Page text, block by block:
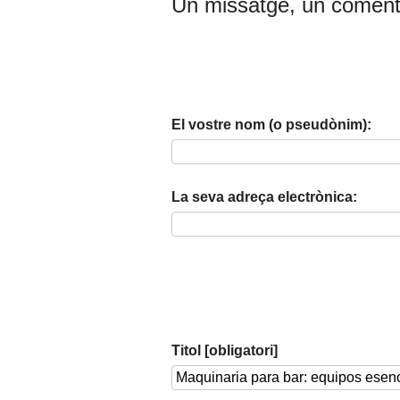
Un missatge, un
El vostre nom (o pseudònim):
La seva adreça electrònica:
Titol [obligatori]